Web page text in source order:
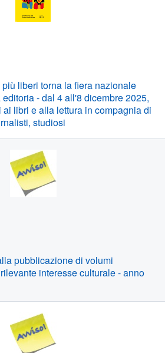
liberi torna la fiera nazionale
- dal 4 all'8 dicembre 2025,
libri e alla lettura in compagnia di
studiosi
pubblicazione di volumi
interesse culturale - anno